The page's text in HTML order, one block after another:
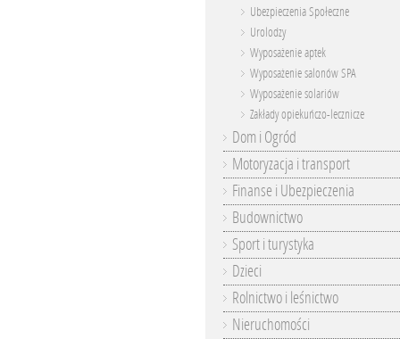
Ubezpieczenia Społeczne
Urolodzy
Wyposażenie aptek
Wyposażenie salonów SPA
Wyposażenie solariów
Zakłady opiekuńczo-lecznicze
Dom i Ogród
Motoryzacja i transport
Finanse i Ubezpieczenia
Budownictwo
Sport i turystyka
Dzieci
Rolnictwo i leśnictwo
Nieruchomości